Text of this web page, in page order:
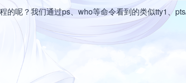
呢？我们通过ps、who等命令看到的类似tty1、